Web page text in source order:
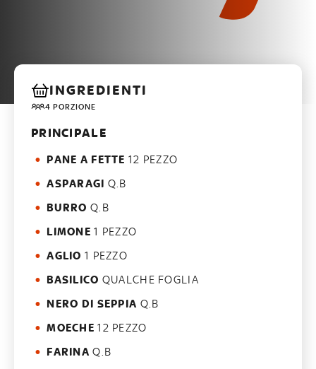
INGREDIENTI
4 PORZIONE
PRINCIPALE
PANE A FETTE 12 PEZZO
ASPARAGI Q.B
BURRO Q.B
LIMONE 1 PEZZO
AGLIO 1 PEZZO
BASILICO QUALCHE FOGLIA
NERO DI SEPPIA Q.B
MOECHE 12 PEZZO
FARINA Q.B